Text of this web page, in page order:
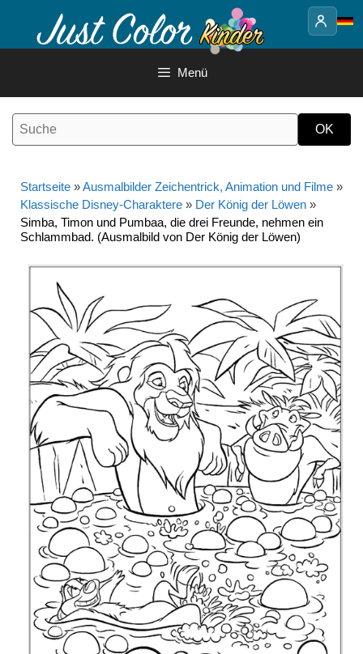
Inhalt
Menü
Startseite »Ausmalbilder Zeichentrick, Animation und Filme »
Klassische Disney-Charaktere » Der König der Löwen »
Simba, Timon und Pumbaa, die drei Freunde, nehmen ein
Schlammbad. (Ausmalbild von Der König der Löwen)